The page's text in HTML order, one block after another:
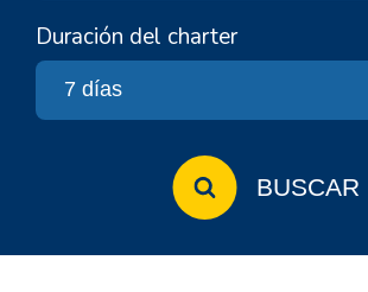
Duración del charter
BUSCAR